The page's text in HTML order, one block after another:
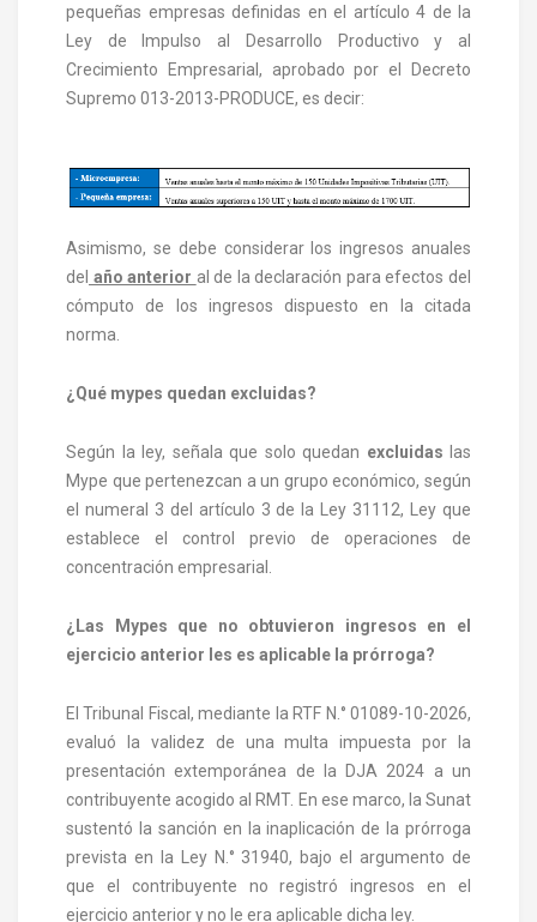
pequeñas empresas definidas en el artículo 4 de la
Ley de Impulso al Desarrollo Productivo y al
Crecimiento Empresarial, aprobado por el Decreto
Supremo 013-2013-PRODUCE, es decir:
Asimismo, se debe considerar los ingresos anuales
del año anterior al de la declaración para efectos del
cómputo de los ingresos dispuesto en la citada
norma.
¿Qué mypes quedan excluidas?
Según la ley, señala que solo quedan excluidas las
Mype que pertenezcan a un grupo económico, según
el numeral 3 del artículo 3 de la Ley 31112, Ley que
establece el control previo de operaciones de
concentración empresarial.
¿Las Mypes que no obtuvieron ingresos en el
ejercicio anterior les es aplicable la prórroga?
El Tribunal Fiscal, mediante la RTF N.° 01089-10-2026,
evaluó la validez de una multa impuesta por la
presentación extemporánea de la DJA 2024 a un
contribuyente acogido al RMT. En ese marco, la Sunat
sustentó la sanción en la inaplicación de la prórroga
prevista en la Ley N.° 31940, bajo el argumento de
que el contribuyente no registró ingresos en el
ejercicio anterior y no le era aplicable dicha ley.